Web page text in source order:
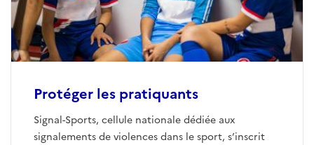
Protéger les pratiquants
Signal-Sports, cellule nationale dédiée aux
signalements de violences dans le sport, s’inscrit